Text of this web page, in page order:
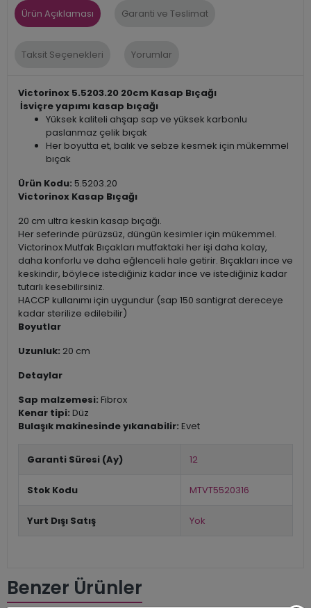
Ürün Açıklaması Garanti ve Teslimat
Taksit Seçenekleri Yorumlar
Victorinox 5.5203.20 20cm Kasap Bıçağı
İsviçre yapımı kasap bıçağı
Yüksek kaliteli ahşap sap ve yüksek karbonlu
paslanmaz çelik bıçak
Her boyutta et, balık ve sebze kesmek için mükemmel
bıçak
Ürün Kodu: 5.5203.20
Victorinox Kasap Bıçağı
20 cm ultra keskin kasap bıçağı.
Her seferinde pürüzsüz, düngün kesimler için mükemmel.
Victorinox Mutfak Bıçakları mutfaktaki her işi daha kolay,
daha konforlu ve daha eğlenceli hale getirir. Bıçakları ince ve
keskindir, böylece istediğiniz kadar ince ve istediğiniz kadar
tutarlı kesebilirsiniz.
HACCP kullanımı için uygundur (sap 150 santigrat dereceye
kadar sterilize edilebilir)
Boyutlar
Uzunluk: 20 cm
Detaylar
Sap malzemesi: Fibrox
Kenar tipi: Düz
Bulaşık makinesinde yıkanabilir: Evet
Garanti Süresi (Ay) 12
Stok Kodu MTVT5520316
Yurt Dışı Satış Yok
Benzer Ürünler